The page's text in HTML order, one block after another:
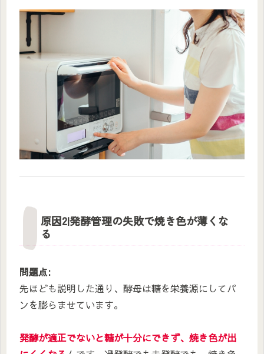
原因2|発酵管理の失敗で焼き色が薄くな
る
問題点:
先ほども説明した通り、酵母は糖を栄養源にしてパ
ンを膨らませています。
発酵が適正でないと糖が十分にできず、焼き色が出